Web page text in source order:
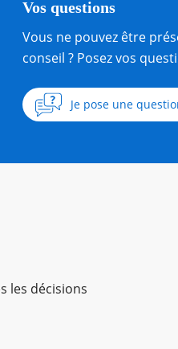
Vos questions
Vous ne pouvez être
conseil ? Posez vos
Je pose une
les décisions